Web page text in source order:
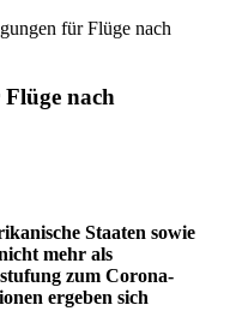
für Flüge nach
nach
Staaten sowie
mehr als
zum Corona-
ergeben sich